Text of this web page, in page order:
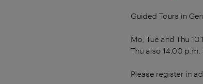
Guided Tours in
Mo, Tue and Thu
Thu also 14.00 p.m.
Please register in